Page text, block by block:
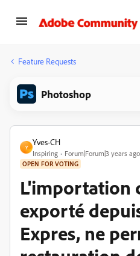
Feature Requests
Photoshop
Y
Yves-CH
Inspiring Forum|Forum|3 years ago
OPEN FOR VOTING
L'importation
exporté
Expres, ne